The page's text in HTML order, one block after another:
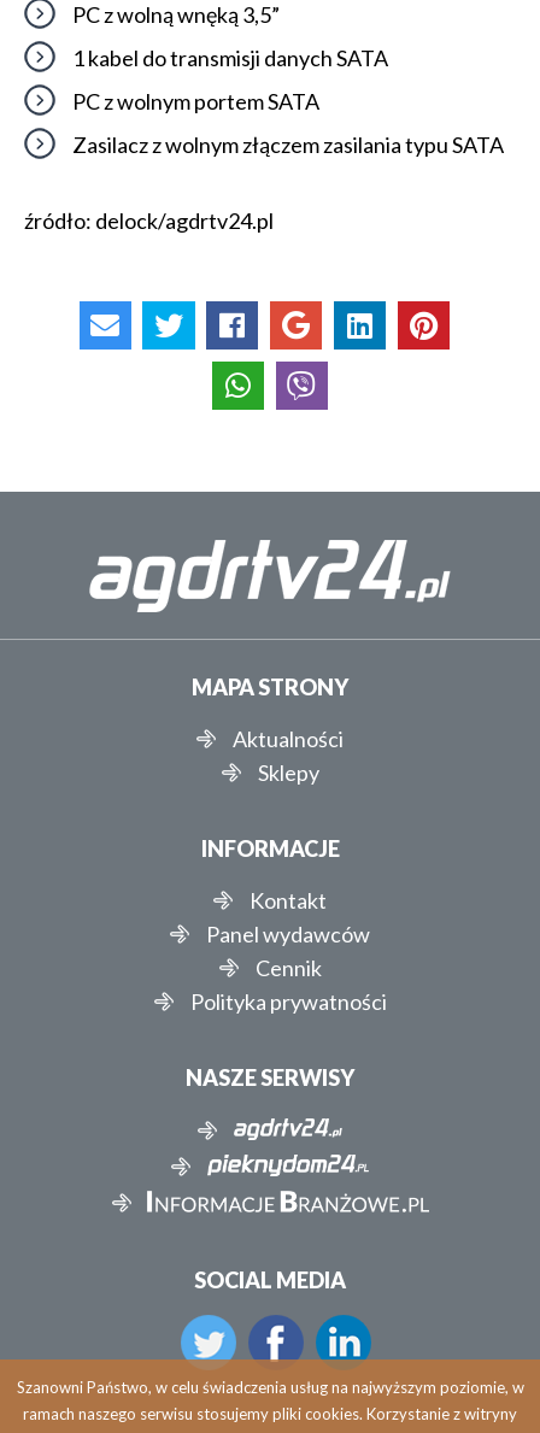
PC z wolną wnęką 3,5”
1 kabel do transmisji danych SATA
PC z wolnym portem SATA
Zasilacz z wolnym złączem zasilania typu SATA
źródło: delock/agdrtv24.pl
MAPA STRONY
Aktualności
Sklepy
INFORMACJE
Kontakt
Panel wydawców
Cennik
Polityka prywatności
NASZE SERWISY
SOCIAL MEDIA
Szanowni Państwo, w celu świadczenia usług na najwyższym poziomie, w
ramach naszego serwisu stosujemy pliki cookies. Korzystanie z witryny